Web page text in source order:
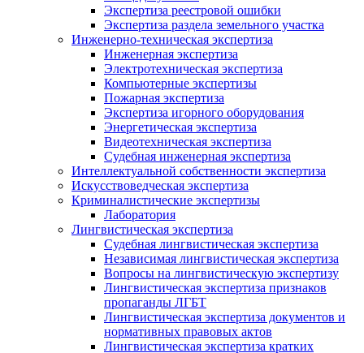
Экспертиза реестровой ошибки
Экспертиза раздела земельного участка
Инженерно-техническая экспертиза
Инженерная экспертиза
Электротехническая экспертиза
Компьютерные экспертизы
Пожарная экспертиза
Экспертиза игорного оборудования
Энергетическая экспертиза
Видеотехническая экспертиза
Судебная инженерная экспертиза
Интеллектуальной собственности экспертиза
Искусствоведческая экспертиза
Криминалистические экспертизы
Лаборатория
Лингвистическая экспертиза
Судебная лингвистическая экспертиза
Независимая лингвистическая экспертиза
Вопросы на лингвистическую экспертизу
Лингвистическая экспертиза признаков
пропаганды ЛГБТ
Лингвистическая экспертиза документов и
нормативных правовых актов
Лингвистическая экспертиза кратких